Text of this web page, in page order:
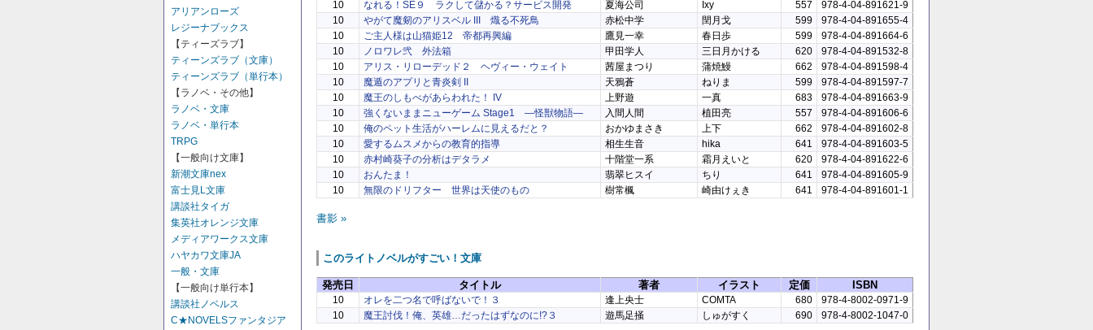
アリアンローズ
レジーナブックス
【ティーズラブ】
ティーンズラブ（文庫）
ティーンズラブ（単行本）
【ラノベ・その他】
ラノベ・文庫
ラノベ・単行本
TRPG
【一般向け文庫】
新潮文庫nex
富士見L文庫
講談社タイガ
集英社オレンジ文庫
メディアワークス文庫
ハヤカワ文庫JA
一般・文庫
【一般向け単行本】
講談社ノベルス
C★NOVELSファンタジア
10
なれる！SE９ ラクして儲かる？サービス開発 夏海公司 Ixy 557
978-4-04-891621-9
10
やがて魔剱のアリスベル III 熾る不死鳥 赤松中学 閏月戈 599
978-4-04-891655-4
10
ご主人様は山猫姫12 帝都再興編 鷹見一幸 春日歩 599
978-4-04-891664-6
10
ノロワレ弐 外法箱 甲田学人 三日月かける 620
978-4-04-891532-8
10
アリス・リローデッド２ ヘヴィー・ウェイト 茜屋まつり 蒲焼鰻 662
978-4-04-891598-4
10
魔遁のアプリと青炎剣 II 天鴉蒼 ねりま 599
978-4-04-891597-7
10
魔王のしもべがあらわれた！ IV 上野遊 一真 683
978-4-04-891663-9
10
強くないままニューゲーム Stage1 ―怪獣物語― 入間人間 植田亮 557
978-4-04-891606-6
10
俺のペット生活がハーレムに見えるだと？ おかゆまさき 上下 662
978-4-04-891602-8
10
愛するムスメからの教育的指導 相生生音 hika 641
978-4-04-891603-5
10
赤村崎葵子の分析はデタラメ 十階堂一系 霜月えいと 620
978-4-04-891622-6
10
おんたま！ 翡翠ヒスイ ちり 641
978-4-04-891605-9
10
無限のドリフター 世界は天使のもの 樹常楓 崎由けぇき 641 978-4-04-891601-1
書影 »
このライトノベルがすごい！文庫
発売日 タイトル 著者 イラスト 定価 ISBN
10 オレを二つ名で呼ばないで！３ 逢上央士 COMTA 680
978-4-8002-0971-9
10
魔王討伐！俺、英雄…だったはずなのに!?３ 遊馬足掻 しゅがすく 690 978-4-8002-1047-0